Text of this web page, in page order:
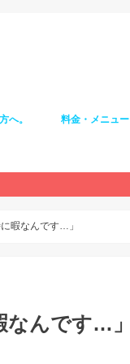
へ。 料金・メニュー
に暇なんです…」
なんです…」